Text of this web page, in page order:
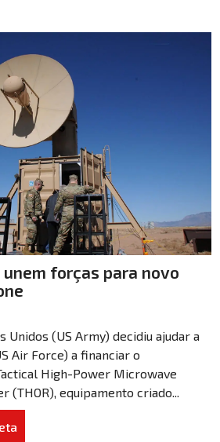
unem forças para novo
Unidos (US Army) decidiu ajudar a
Air Force) a financiar o
High-Power Microwave
(THOR), equipamento criado...